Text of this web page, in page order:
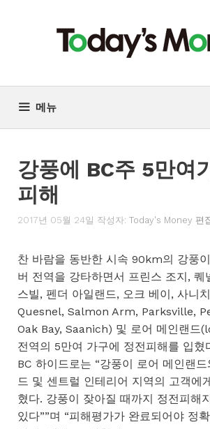
기
메뉴
강풍에 BC주 5만여
피해
2017년 05월 24일 작성자: Today's Money 편
찬 바람을 동반한 시속 90km의 강풍
버 전역을 강타하면서 프린스 조지, 퀘
스빌, 펜더 아일랜드, 오크 베이, 사니
Quesnel, Salmon Arm, Parksville,
Oak Bay, Saanich) 및 로어 메인랜드
전역의 5만여 가구에 정전피해를 입혔
BC 하이드로는 “강풍이 로어 메인랜
드 및 센트럴 인테리어 지역의 고객에
혔다. 강풍이 잦아질 때까지 정전피해
있다””며 “피해평가가 완료되어야 정